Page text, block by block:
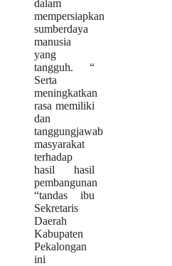
dalam
mempersiapkan
sumberdaya
manusia
yang
tangguh. “
Serta
meningkatkan
rasa memiliki
dan
tanggungjawab
masyarakat
terhadap
hasil hasil
pembangunan
“tandas ibu
Sekretaris
Daerah
Kabupaten
Pekalongan
ini